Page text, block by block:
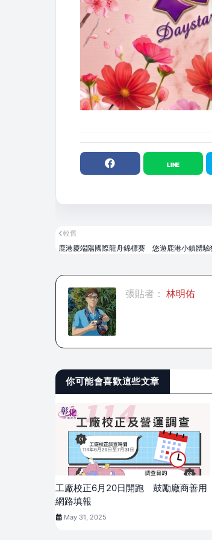
較舊
鹿港慶端陽國際龍舟錦標賽 悠遊鹿港小鎮體驗
張貼者： 林明佑
你可能會喜歡這些文章
工廠校正6月20日開跑 鼓勵廠商善用
網路填報
May 31, 2025